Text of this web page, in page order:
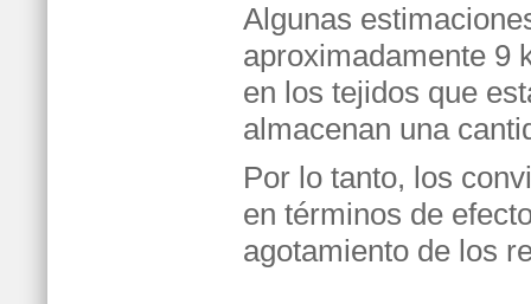
Algunas
aproximadamente 9
en los tejidos que
almacenan una
Por lo tanto, los
en términos de
agotamiento de los